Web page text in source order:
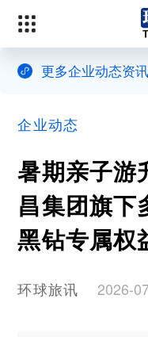
更多企业动态资
企业动态
暑期亲子游
昌集团旗下
黑钻专属权
环球旅讯 2026-